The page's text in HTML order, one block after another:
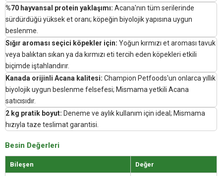
%70 hayvansal protein yaklaşımı: Acana'nın tüm serilerinde
sürdürdüğü yüksek et oranı; köpeğin biyolojik yapısına uygun
beslenme.
Sığır aroması seçici köpekler için: Yoğun kırmızı et aroması tavuk
veya balıktan sıkan ya da kırmızı eti tercih eden köpekleri etkili
biçimde iştahlandırır.
Kanada orijinli Acana kalitesi: Champion Petfoods'un onlarca yıllık
biyolojik uygun beslenme felsefesi; Mismama yetkili Acana
satıcısıdır.
2 kg pratik boyut: Deneme ve aylık kullanım için ideal; Mismama
hızıyla taze teslimat garantisi.
Besin Değerleri
Bileşen Değer